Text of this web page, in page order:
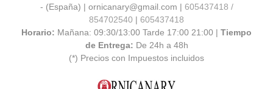
- (España) | ornicanary@gmail.com | 605437418 /
854702540 | 605437418
Horario: Mañana: 09:30/13:00 Tarde 17:00 21:00 | Tiempo
de Entrega: De 24h a 48h
(*) Precios con Impuestos incluidos